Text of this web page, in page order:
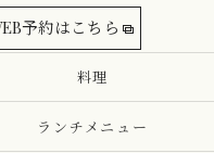
予約はこちら
料理
ランチメニュー